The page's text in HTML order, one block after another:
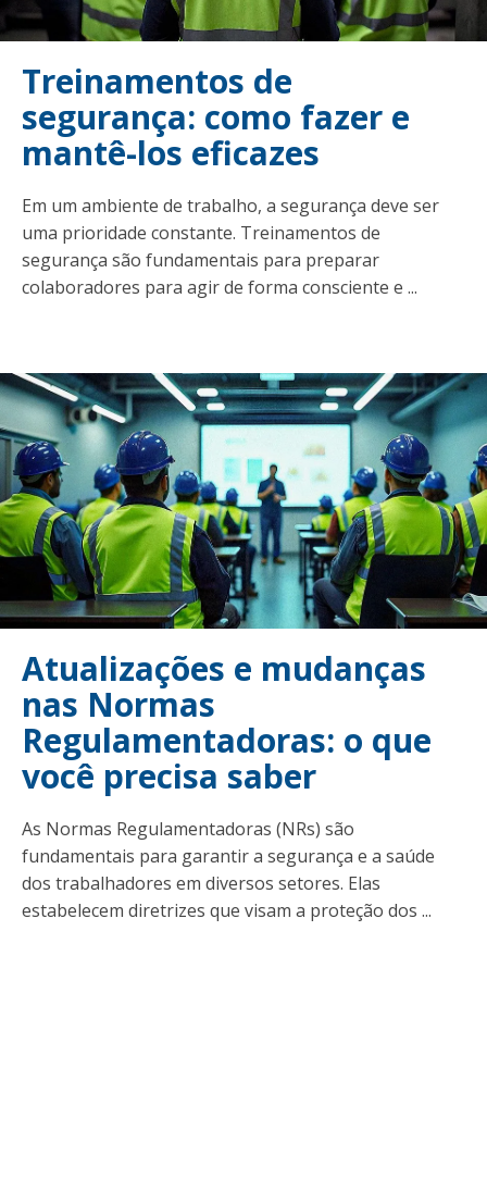
Treinamentos de
segurança: como fazer e
mantê-los eficazes
Em um ambiente de trabalho, a segurança deve ser
uma prioridade constante. Treinamentos de
segurança são fundamentais para preparar
colaboradores para agir de forma consciente e ...
Atualizações e mudanças
nas Normas
Regulamentadoras: o que
você precisa saber
As Normas Regulamentadoras (NRs) são
fundamentais para garantir a segurança e a saúde
dos trabalhadores em diversos setores. Elas
estabelecem diretrizes que visam a proteção dos ...